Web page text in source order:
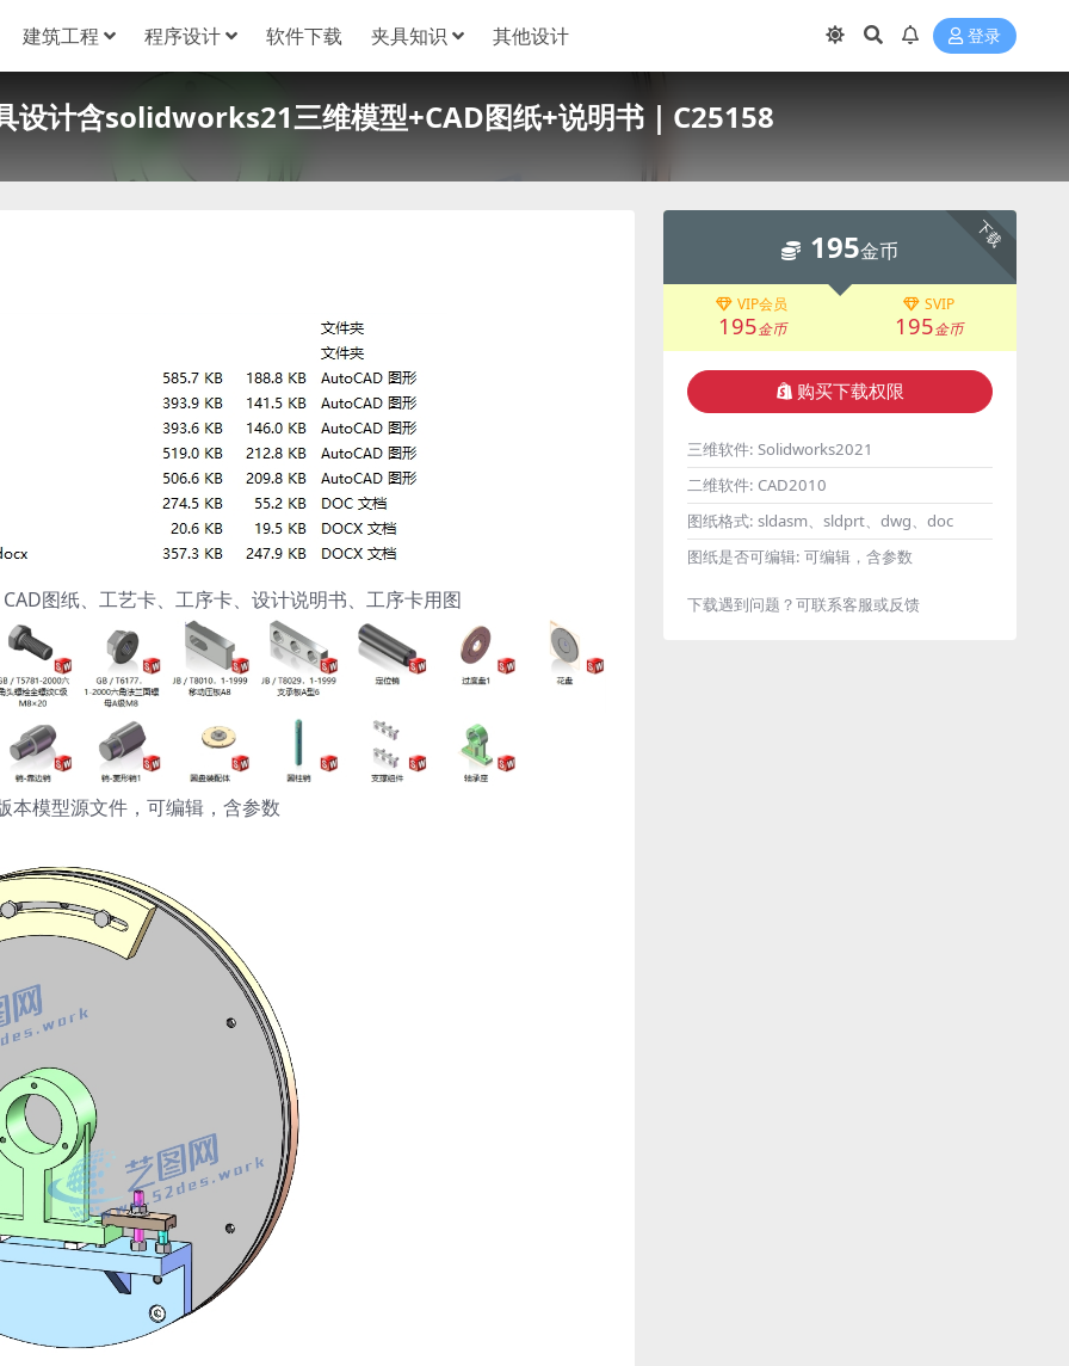
建筑工程 程序设计 软件下载 夹具知识 其他设计 登录
设计含solidworks21三维模型+CAD图纸+说明书｜C25158
图纸、工艺卡、工序卡、设计说明书、工序卡用图
模型源文件，可编辑，含参数
下载
195金币
VIP会员
195金币
SVIP
195金币
购买下载权限
三维软件: Solidworks2021
二维软件: CAD2010
图纸格式: sldasm、sldprt、dwg、doc
图纸是否可编辑: 可编辑，含参数
下载遇到问题？可联系客服或反馈